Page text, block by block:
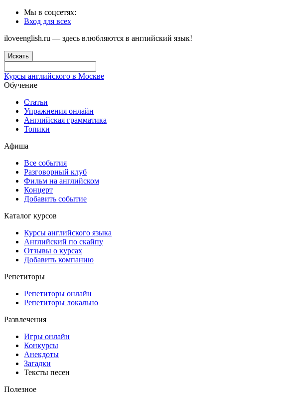
Мы в соцсетях:
Вход для всех
iloveenglish.ru — здесь влюбляются в английский язык!
Искать
Курсы английского в Москве
Обучение
Статьи
Упражнения онлайн
Английская грамматика
Топики
Афиша
Все события
Разговорный клуб
Фильм на английском
Концерт
Добавить событие
Каталог курсов
Курсы английского языка
Английский по скайпу
Отзывы о курсах
Добавить компанию
Репетиторы
Репетиторы онлайн
Репетиторы локально
Развлечения
Игры онлайн
Конкурсы
Анекдоты
Загадки
Тексты песен
Полезное